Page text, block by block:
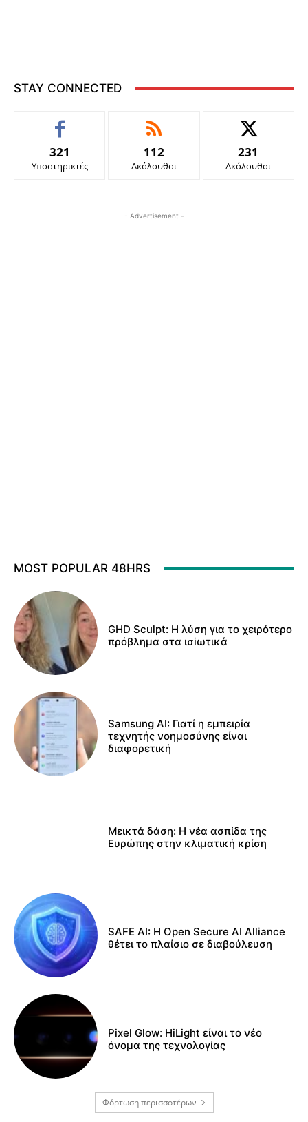
STAY CONNECTED
321
Υποστηρικτές
112
Ακόλουθοι
231
Ακόλουθοι
- Advertisement -
MOST POPULAR 48HRS
GHD Sculpt: Η λύση για το χειρότερο
πρόβλημα στα ισiωτικά
Samsung AI: Γιατί η εμπειρία
τεχνητής νοημοσύνης είναι
διαφορετική
Μεικτά δάση: Η νέα ασπίδα της
Ευρώπης στην κλιματική κρίση
SAFE AI: Η Open Secure AI Alliance
θέτει το πλαίσιο σε διαβούλευση
Pixel Glow: HiLight είναι το νέο
όνομα της τεχνολογίας
Φόρτωση περισσοτέρων